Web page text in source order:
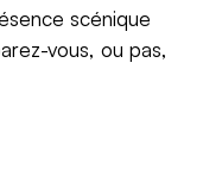
scénique
vous, ou pas,